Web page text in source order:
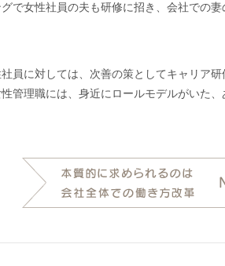
で女性社員の夫も研修に招き、会社での
員に対しては、次善の策としてキャリ
管理職には、身近にロールモデルがいた